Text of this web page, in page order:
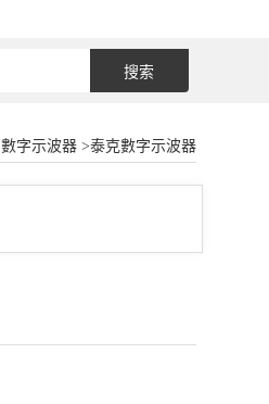
數字示波器>泰克數字示波器